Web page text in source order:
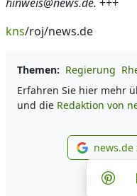
kns/roj/news.de
Themen: Regierung
Erfahren Sie hier mehr
und die Redaktion von